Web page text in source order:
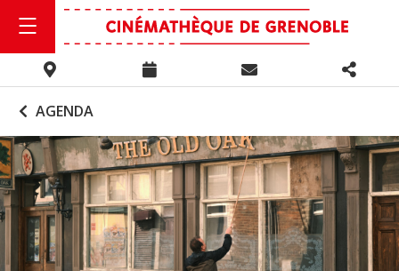
AGENDA